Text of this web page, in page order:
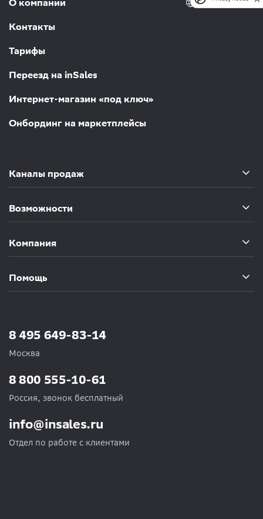
О компании
Контакты
Тарифы
Переезд на inSales
Интернет-магазин «под ключ»
Онбординг на маркетплейсы
Каналы продаж
Возможности
Компания
Помощь
8 495 649-83-14
Москва
info@insales.ru
Отдел по работе с клиентами
8 800 555-10-61
Россия, звонок бесплатный